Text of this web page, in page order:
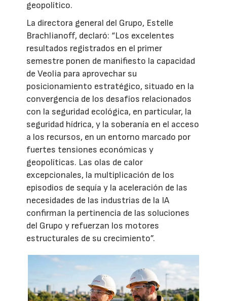
geopolítico.
La directora general del Grupo, Estelle
Brachlianoff, declaró: “Los excelentes
resultados registrados en el primer
semestre ponen de manifiesto la capacidad
de Veolia para aprovechar su
posicionamiento estratégico, situado en la
convergencia de los desafíos relacionados
con la seguridad ecológica, en particular, la
seguridad hídrica, y la soberanía en el acceso
a los recursos, en un entorno marcado por
fuertes tensiones económicas y
geopolíticas. Las olas de calor
excepcionales, la multiplicación de los
episodios de sequía y la aceleración de las
necesidades de las industrias de la IA
confirman la pertinencia de las soluciones
del Grupo y refuerzan los motores
estructurales de su crecimiento”.